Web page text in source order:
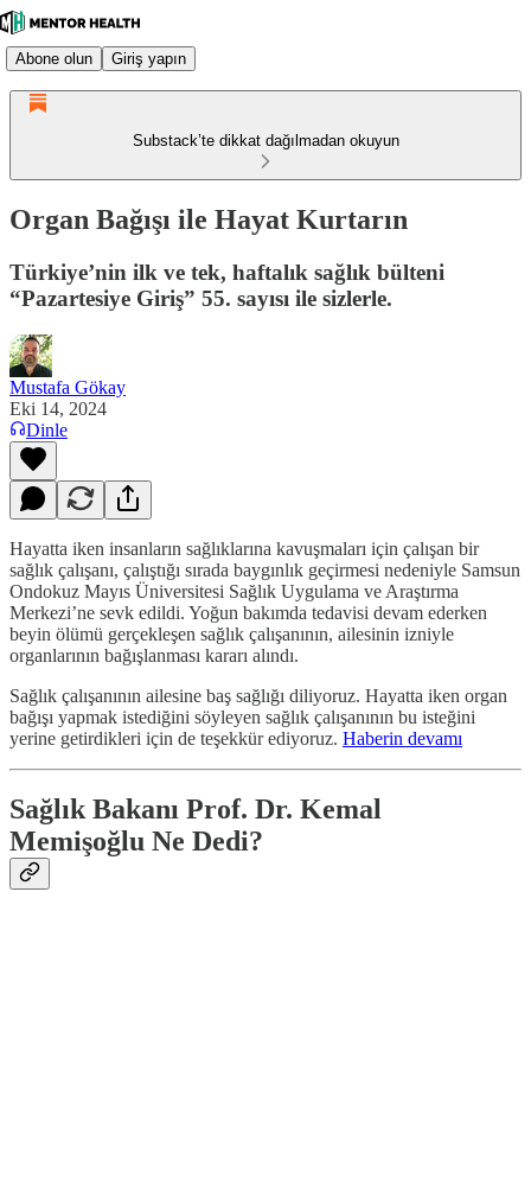
Abone olun Giriş yapın
Substack’te dikkat dağılmadan okuyun
Organ Bağışı ile Hayat Kurtarın
Türkiye’nin ilk ve tek, haftalık sağlık bülteni
“Pazartesiye Giriş” 55. sayısı ile sizlerle.
Mustafa Gökay
Eki 14, 2024
Dinle
Hayatta iken insanların sağlıklarına kavuşmaları için çalışan bir
sağlık çalışanı, çalıştığı sırada baygınlık geçirmesi nedeniyle Samsun
Ondokuz Mayıs Üniversitesi Sağlık Uygulama ve Araştırma
Merkezi’ne sevk edildi. Yoğun bakımda tedavisi devam ederken
beyin ölümü gerçekleşen sağlık çalışanının, ailesinin izniyle
organlarının bağışlanması kararı alındı.
Sağlık çalışanının ailesine baş sağlığı diliyoruz. Hayatta iken organ
bağışı yapmak istediğini söyleyen sağlık çalışanının bu isteğini
yerine getirdikleri için de teşekkür ediyoruz. Haberin devamı
Sağlık Bakanı Prof. Dr. Kemal
Memişoğlu Ne Dedi?